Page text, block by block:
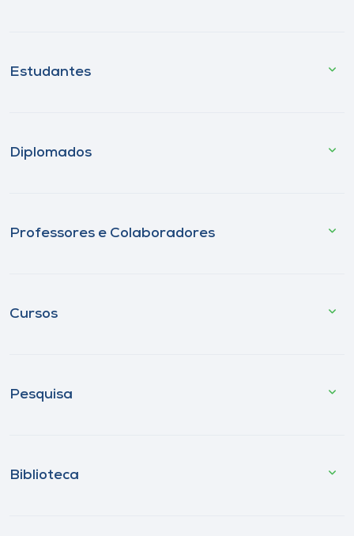
Estudantes
Diplomados
Professores e Colaboradores
Cursos
Pesquisa
Biblioteca